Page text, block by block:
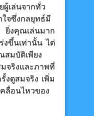
ผู้เล่นจากทั่ว
ใจซึ่งกลยุทธ์มี
งคุณเล่นมาก
งขึ้นเท่านั้น ไต่
มบัติเพียง
จริงและภาพที่
งดูสมจริง เพิ่ม
ลื่อนไหวของ